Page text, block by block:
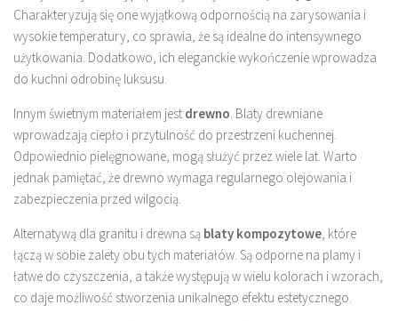
Charakteryzują się one wyjątkową odpornością na zarysowania i
wysokie temperatury, co sprawia, że są idealne do intensywnego
użytkowania. Dodatkowo, ich eleganckie wykończenie wprowadza
do kuchni odrobinę luksusu.
Innym świetnym materiałem jest drewno. Blaty drewniane
wprowadzają ciepło i przytulność do przestrzeni kuchennej.
Odpowiednio pielęgnowane, mogą służyć przez wiele lat. Warto
jednak pamiętać, że drewno wymaga regularnego olejowania i
zabezpieczenia przed wilgocią.
Alternatywą dla granitu i drewna są blaty kompozytowe, które
łączą w sobie zalety obu tych materiałów. Są odporne na plamy i
łatwe do czyszczenia, a także występują w wielu kolorach i wzorach,
co daje możliwość stworzenia unikalnego efektu estetycznego.